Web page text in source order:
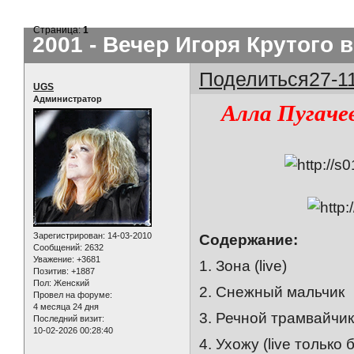
2001 - Вечер Игоря
Страница:1
Поделиться27-
UGS
Администратор
Зарегистрирован: 14-03-2010
Сообщений: 2632
Уважение: +3681
Позитив: +1887
Пол: Женский
Провел на форуме:
4 месяца 24 дня
Последний визит:
10-02-2026 00:28:40
Алла
Содержание:
1. Зона (live)
2. Снежный мальчик
3. Речной трамвайчик
4. Ухожу (live только